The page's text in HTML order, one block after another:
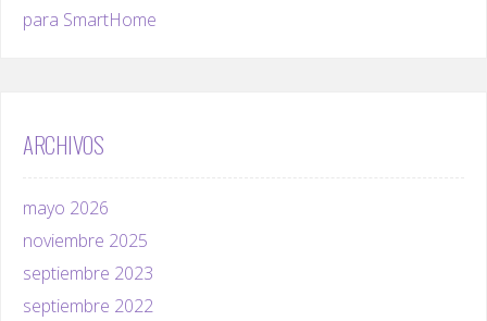
para SmartHome
ARCHIVOS
mayo 2026
noviembre 2025
septiembre 2023
septiembre 2022